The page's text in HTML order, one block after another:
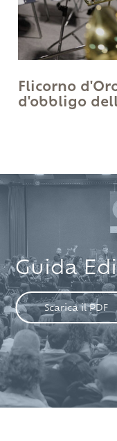
Flicorno
d'obbligo
Guida
Scarica il PDF